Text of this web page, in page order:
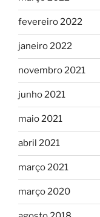
fevereiro 2022
janeiro 2022
novembro 2021
junho 2021
maio 2021
abril 2021
março 2021
março 2020